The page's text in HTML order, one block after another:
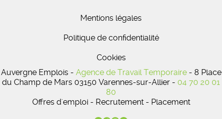
Mentions légales
Politique de confidentialité
Cookies
Auvergne Emplois - Agence de Travail Temporaire- 8 Place
du Champ de Mars 03150 Varennes-sur-Allier - 04 70 20 01
80
Offres d'emploi - Recrutement - Placement